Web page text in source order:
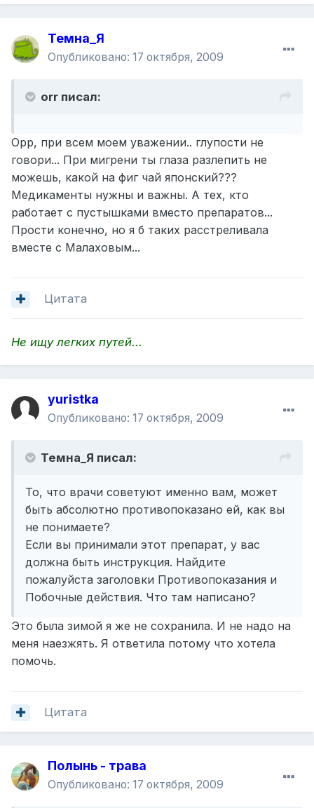
Темна_Я
Опубликовано: 17 октября, 2009
orr писал:
Орр, при всем моем уважении.. глупости не
говори... При мигрени ты глаза разлепить не
можешь, какой на фиг чай японский???
Медикаменты нужны и важны. А тех, кто
работает с пустышками вместо препаратов...
Прости конечно, но я б таких расстреливала
вместе с Малаховым...
Цитата
Не ищу легких путей...
yuristka
Опубликовано: 17 октября, 2009
Темна_Я писал:
То, что врачи советуют именно вам, может
быть абсолютно противопоказано ей, как вы
не понимаете?
Если вы принимали этот препарат, у вас
должна быть инструкция. Найдите
пожалуйста заголовки Противопоказания и
Побочные действия. Что там написано?
Это была зимой я же не сохранила. И не надо на
меня наезжять. Я ответила потому что хотела
помочь.
Цитата
Полынь - трава
Опубликовано: 17 октября, 2009